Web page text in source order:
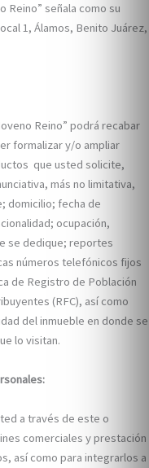
Reino” señala como su
1, Álamos, Benito Juárez,
Reino” podrá recabar
formalizar y/o ampliar
que usted solicite,
más no limitativa,
domicilio; fecha de
ocupación,
se dedique; reportes
números telefónicos fijos
de Registro de Población
(RFC), así como
del inmueble en donde se
lo visitan.
a través de este o
comerciales y prestación
así como para integrarlos a